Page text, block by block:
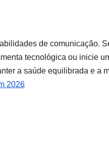
de comunicação.
tecnológica ou inicie
a saúde equilibrada e a
2026